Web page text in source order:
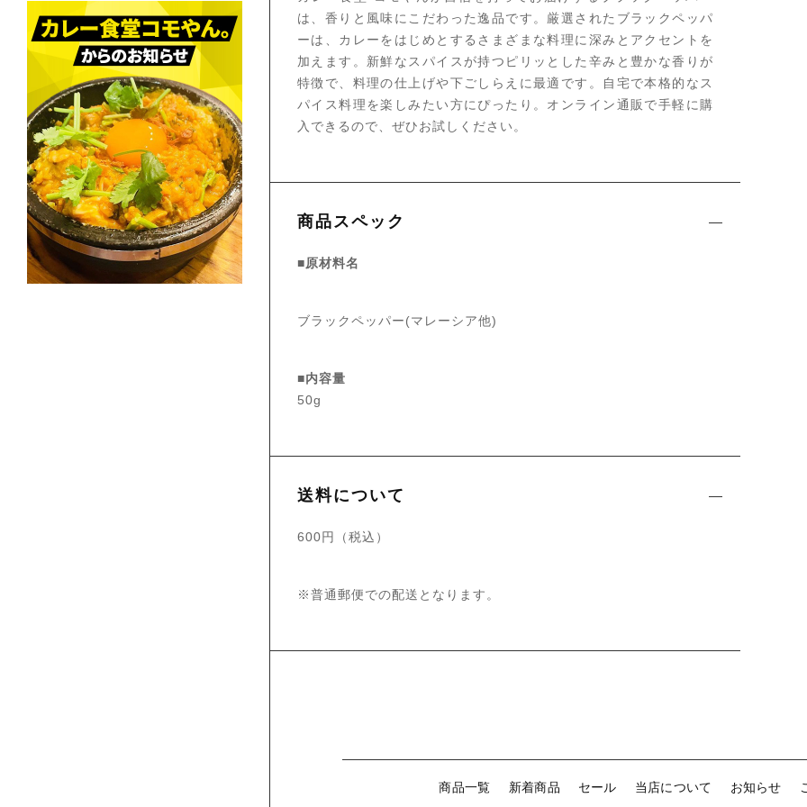
は、香りと風味にこだわった逸品です。厳選されたブラックペッパ
ーは、カレーをはじめとするさまざまな料理に深みとアクセントを
加えます。新鮮なスパイスが持つピリッとした辛みと豊かな香りが
特徴で、料理の仕上げや下ごしらえに最適です。自宅で本格的なス
パイス料理を楽しみたい方にぴったり。オンライン通販で手軽に購
入できるので、ぜひお試しください。
商品スペック
■原材料名
ブラックペッパー(マレーシア他)
■内容量
50g
送料について
600円（税込）
※普通郵便での配送となります。
商品一覧 新着商品 セール 当店について お知らせ